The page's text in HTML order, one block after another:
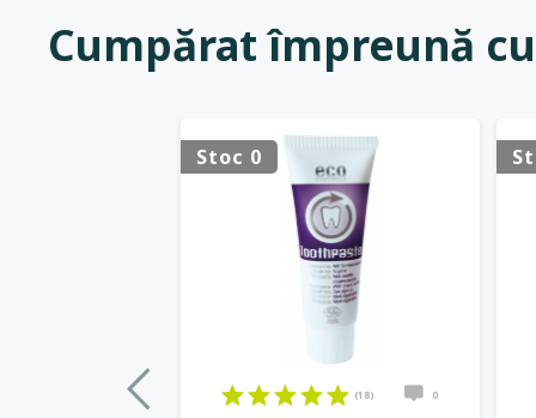
Cumpărat împreună
Stoc 0
(18) 0